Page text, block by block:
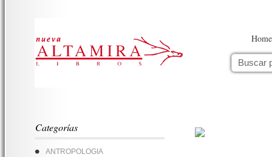
Home
Categorías
ANTROPOLOGIA